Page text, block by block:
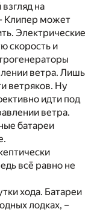
на
Клипер может
Электрические
скорость и
ветра. Лишь
ветряков. Ну
идти под
ветра.
батареи
всё равно не
хода. Батареи
лодках, –